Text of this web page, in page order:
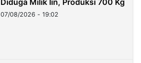
07/08/2026 - 19:02